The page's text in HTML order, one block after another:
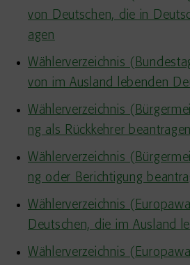
von Deutschen, die in
agen
Wählerverzeichnis
von im Ausland lebenden
Wählerverzeichnis
ng als Rückkehrer beantragen
Wählerverzeichnis
ng oder Berichtigung
Wählerverzeichnis
Deutschen, die im Ausland
Wählerverzeichnis